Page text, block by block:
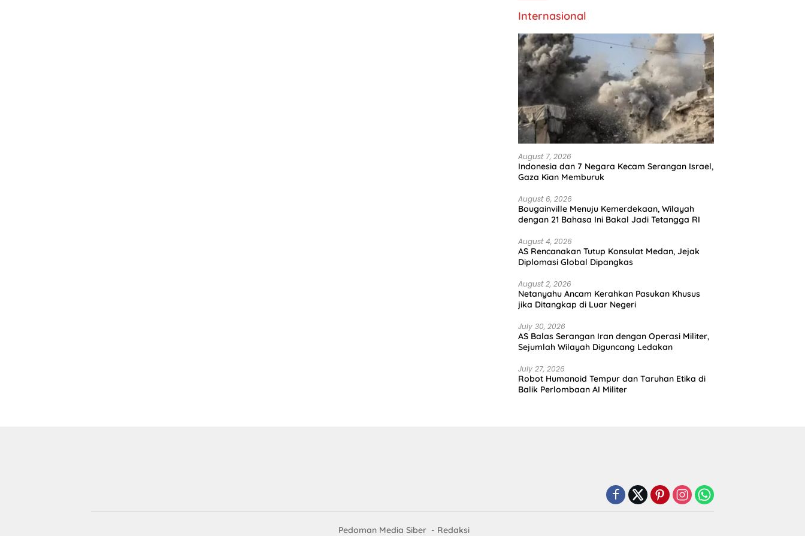
Internasional
August 7, 2026
Indonesia dan 7 Negara Kecam Serangan Israel,
Gaza Kian Memburuk
August 6, 2026
Bougainville Menuju Kemerdekaan, Wilayah
dengan 21 Bahasa Ini Bakal Jadi Tetangga RI
August 4, 2026
AS Rencanakan Tutup Konsulat Medan, Jejak
Diplomasi Global Dipangkas
August 2, 2026
Netanyahu Ancam Kerahkan Pasukan Khusus
jika Ditangkap di Luar Negeri
July 30, 2026
AS Balas Serangan Iran dengan Operasi Militer,
Sejumlah Wilayah Diguncang Ledakan
July 27, 2026
Robot Humanoid Tempur dan Taruhan Etika di
Balik Perlombaan AI Militer
Pedoman Media Siber Redaksi